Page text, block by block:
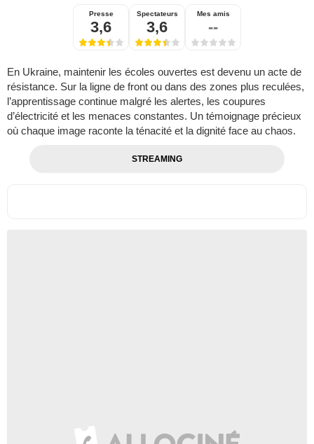
Presse
3,6
Spectateurs
3,6
Mes amis
--
En Ukraine, maintenir les écoles ouvertes est devenu un acte de
résistance. Sur la ligne de front ou dans des zones plus reculées,
l’apprentissage continue malgré les alertes, les coupures
d’électricité et les menaces constantes. Un témoignage précieux
où chaque image raconte la ténacité et la dignité face au chaos.
STREAMING